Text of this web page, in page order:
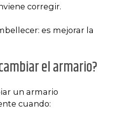
corregir.
es mejorar la
el armario?
un armario
cuando: